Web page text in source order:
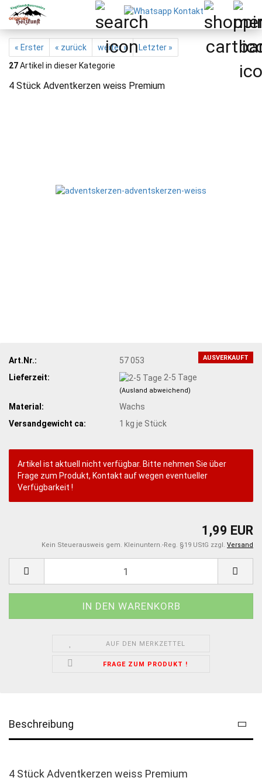
« Erster « zurück weiter »
Letzter »
27Artikel in dieser Kategorie
4 Stück Adventkerzen weiss Premium
AUSVERKAUFT
Art.Nr.:
57 053
Lieferzeit:
2-5 Tage
(Ausland abweichend)
Material:
Wachs
Versandgewicht ca:
1 kg je Stück
Artikel ist aktuell nicht verfügbar. Bitte nehmen Sie über
Frage zum Produkt, Kontakt auf wegen eventueller
Verfügbarkeit !
1,99 EUR
Kein Steuerausweis gem. Kleinuntern.-Reg. §19 UStG zzgl. Versand
AUF DEN MERKZETTEL
FRAGE ZUM PRODUKT !
Beschreibung
4 Stück Adventkerzen weiss Premium